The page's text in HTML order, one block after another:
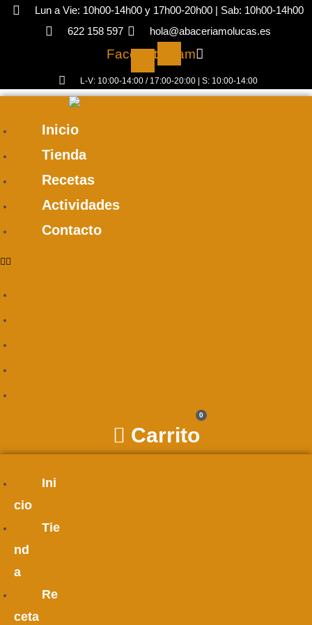
Lun a Vie: 10h00-14h00 y 17h00-20h00 | Sab: 10h00-14h00
622 158 597
hola@abaceriamolucas.es
Facebook-Instagram
L-V: 10:00-14:00 / 17:00-20:00 | S: 10:00-14:00
Inicio
Tienda
Recetas
Actividades
Contacto
0
Carrito
Ini
cio
Tie
nd
a
Re
ceta